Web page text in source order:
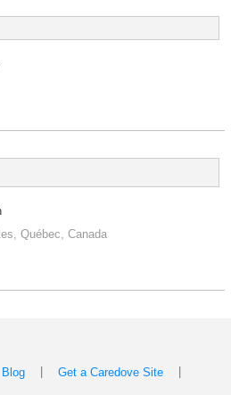
Québec, Canada
Blog Get a Caredove Site